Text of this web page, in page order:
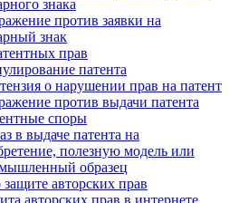
знака
против заявки на
знак
прав
патента
о нарушении прав на патент
против выдачи патента
споры
в выдаче патента на
полезную модель или
образец
авторских прав
авторских прав в интернете